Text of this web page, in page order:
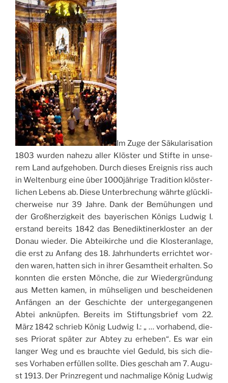
Im Zuge der Säku­la­ri­sa­tion
1803 wur­den nahe­zu aller Klö­ster und Stif­te in unse­
rem Land auf­ge­ho­ben. Durch die­ses Erei­gnis riss auch
in Welt­en­burg eine über 1000jährige Tra­di­tion klö­ster­
li­chen Lebens ab. Die­se Unter­bre­chung währ­te glüc­kli­
cher­wei­se nur 39 Jah­re. Dank der Bemü­hun­gen und
der Groß­her­zi­g­keit des baye­ri­schen Königs Lud­wig I.
erstand berei­ts 1842 das Bene­dik­ti­ner­klo­ster an der
Donau wie­der. Die Abtei­kir­che und die Klo­ste­ran­la­ge,
die erst zu Anfang des 18. Jah­rhun­derts erri­ch­tet wor­
den waren, hat­ten sich in ihrer Gesam­theit erhal­ten. So
konn­ten die ersten Mön­che, die zur Wie­der­grün­dung
aus Met­ten kamen, in müh­se­li­gen und beschei­de­nen
Anfän­gen an der Geschi­ch­te der unter­ge­gan­ge­nen
Abtei ank­nü­p­fen. Berei­ts im Stif­tung­sbrief vom 22.
März 1842 schrieb König Lud­wig I.: „ … vorha­bend, die­
ses Prio­rat spä­ter zur Abtey zu erhe­ben“. Es war ein
lan­ger Weg und es brau­ch­te viel Geduld, bis sich die­
ses Vorha­ben erfül­len soll­te. Dies geschah am 7. Augu­
st 1913. Der Prin­z­re­gent und nach­ma­li­ge König Lud­wig